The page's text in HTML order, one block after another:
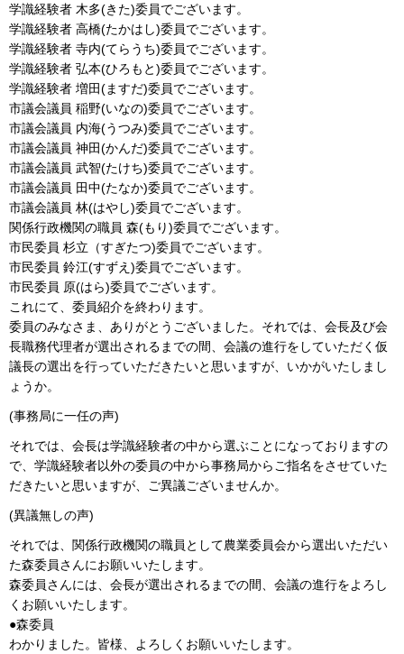
学識経験者 木多(きた)委員でございます。
学識経験者 高橋(たかはし)委員でございます。
学識経験者 寺内(てらうち)委員でございます。
学識経験者 弘本(ひろもと)委員でございます。
学識経験者 増田(ますだ)委員でございます。
市議会議員 稲野(いなの)委員でございます。
市議会議員 内海(うつみ)委員でございます。
市議会議員 神田(かんだ)委員でございます。
市議会議員 武智(たけち)委員でございます。
市議会議員 田中(たなか)委員でございます。
市議会議員 林(はやし)委員でございます。
関係行政機関の職員 森(もり)委員でございます。
市民委員 杉立（すぎたつ)委員でございます。
市民委員 鈴江(すずえ)委員でございます。
市民委員 原(はら)委員でございます。
これにて、委員紹介を終わります。
委員のみなさま、ありがとうございました。それでは、会長及び会
長職務代理者が選出されるまでの間、会議の進行をしていただく仮
議長の選出を行っていただきたいと思いますが、いかがいたしまし
ょうか。
(事務局に一任の声)
それでは、会長は学識経験者の中から選ぶことになっておりますの
で、学識経験者以外の委員の中から事務局からご指名をさせていた
だきたいと思いますが、ご異議ございませんか。
(異議無しの声)
それでは、関係行政機関の職員として農業委員会から選出いただい
た森委員さんにお願いいたします。
森委員さんには、会長が選出されるまでの間、会議の進行をよろし
くお願いいたします。
●森委員
わかりました。皆様、よろしくお願いいたします。